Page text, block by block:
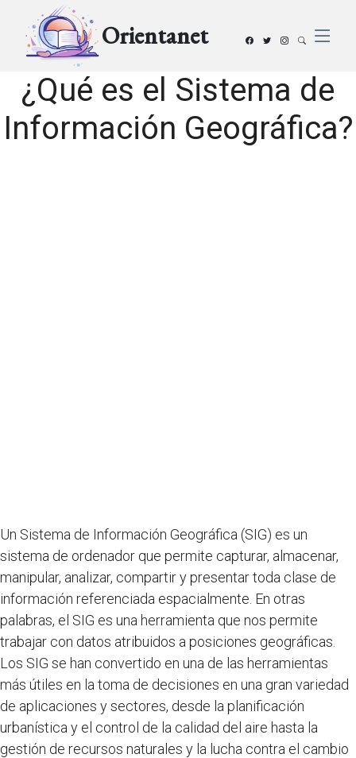
Orientanet
¿Qué es el Sistema de
Información Geográfica?
Un Sistema de Información Geográfica (SIG) es un
sistema de ordenador que permite capturar, almacenar,
manipular, analizar, compartir y presentar toda clase de
información referenciada espacialmente. En otras
palabras, el SIG es una herramienta que nos permite
trabajar con datos atribuidos a posiciones geográficas.
Los SIG se han convertido en una de las herramientas
más útiles en la toma de decisiones en una gran variedad
de aplicaciones y sectores, desde la planificación
urbanística y el control de la calidad del aire hasta la
gestión de recursos naturales y la lucha contra el cambio